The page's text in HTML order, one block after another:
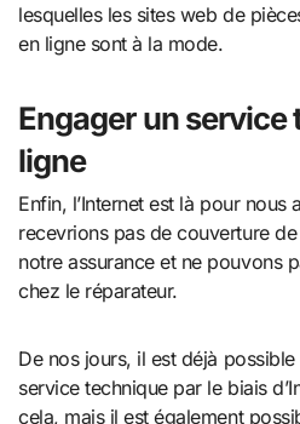
lesquelles les sites web de
en ligne sont à la mode.
Engager un service
ligne
Enfin, l’Internet est là pour nous
recevrions pas de couverture
notre assurance et ne pouvons
chez le réparateur.
De nos jours, il est déjà
service technique par le biais
cela, mais il est également